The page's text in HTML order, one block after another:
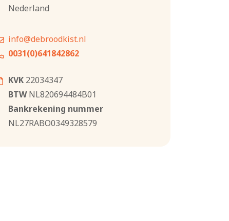
Nederland
info@debroodkist.nl
0031(0)641842862
KVK 22034347
BTWNL820694484B01
Bankrekening nummer
NL27RABO0349328579